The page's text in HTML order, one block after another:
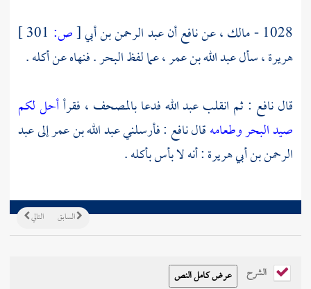
1028 - مالك، عننافعأنعبد الرحمن بن أبي[ص:
هريرة ،سألعبد الله بن عمر، عما لفظ البحر . فنهاه عن أكله .
قالنافع : ثم انقلبعبد اللهفدعا بالمصحف ، فقرأأحل لكم
صيد البحر وطعامهقالنافع : فأرسلنيعبد الله بن عمرإلىعبد
الرحمن بن أبي هريرة: أنه لا بأس بأكله .
التالي السابق
الشرح